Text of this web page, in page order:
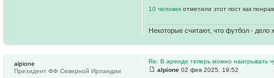
10 человек отметили этот пост как
Некоторые считают, что футбол -
Re: В аренде теперь можно наигрывать
alpione 02 фев 2025, 19:52
alpione
Президент ФФ Северной Ирландии